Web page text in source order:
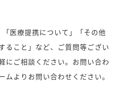
「医療提携について」「その他
ること」など、ご質問等ござい
にご相談ください。 お問い合わ
ムよりお問い合わせください。